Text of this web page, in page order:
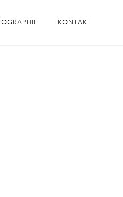
KONTAKT